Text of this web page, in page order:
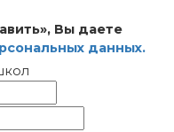
Вы даете
данных.